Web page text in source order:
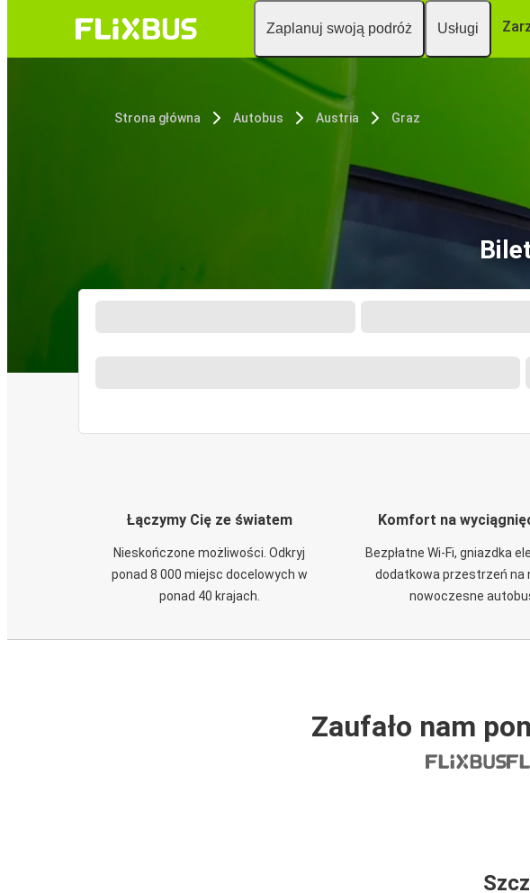
Zaplanuj swoją podróż Usługi
Strona główna Autobus Austria Graz
Łączymy Cię ze światem
Nieskończone możliwości. Odkryj
ponad 8 000 miejsc docelowych w
ponad 40 krajach.
Komfort na
Bezpłatne Wi-Fi, gniazdka
dodatkowa przestrzeń na
nowoczesne
Zaufało nam